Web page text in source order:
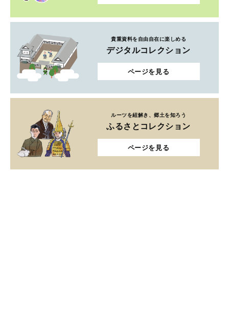
貴重資料を自由自在に楽しめる
デジタルコレクション
ページを見る
ルーツを紐解き、郷土を知ろう
ふるさとコレクション
ページを見る